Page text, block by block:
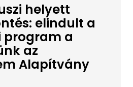
helyett
elindult a
program a
az
Alapítvány